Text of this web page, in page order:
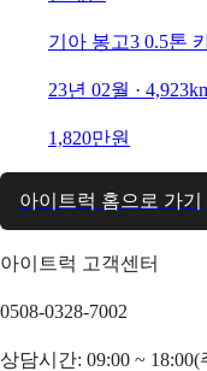
기아 봉고3 0.5톤
23년 02월 ·
1,820만원
아이트럭 홈으로 가기
아이트럭 고객센터
0508-0328-7002
상담시간: 09:00 ~